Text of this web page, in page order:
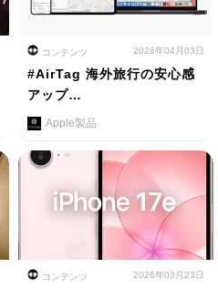
コンテンツ 2026年04月03日
#AirTag 海外旅行の安心感
アップ…
Apple製品
コンテンツ 2026年03月23日